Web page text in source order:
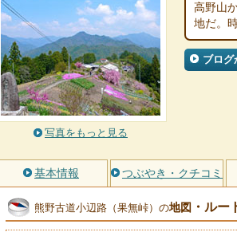
写真をもっと見る
高野山
地だ。
ブログ
基本情報 つぶやき・クチコミ
熊野古道小辺路（果無峠）の地図 ・ルー